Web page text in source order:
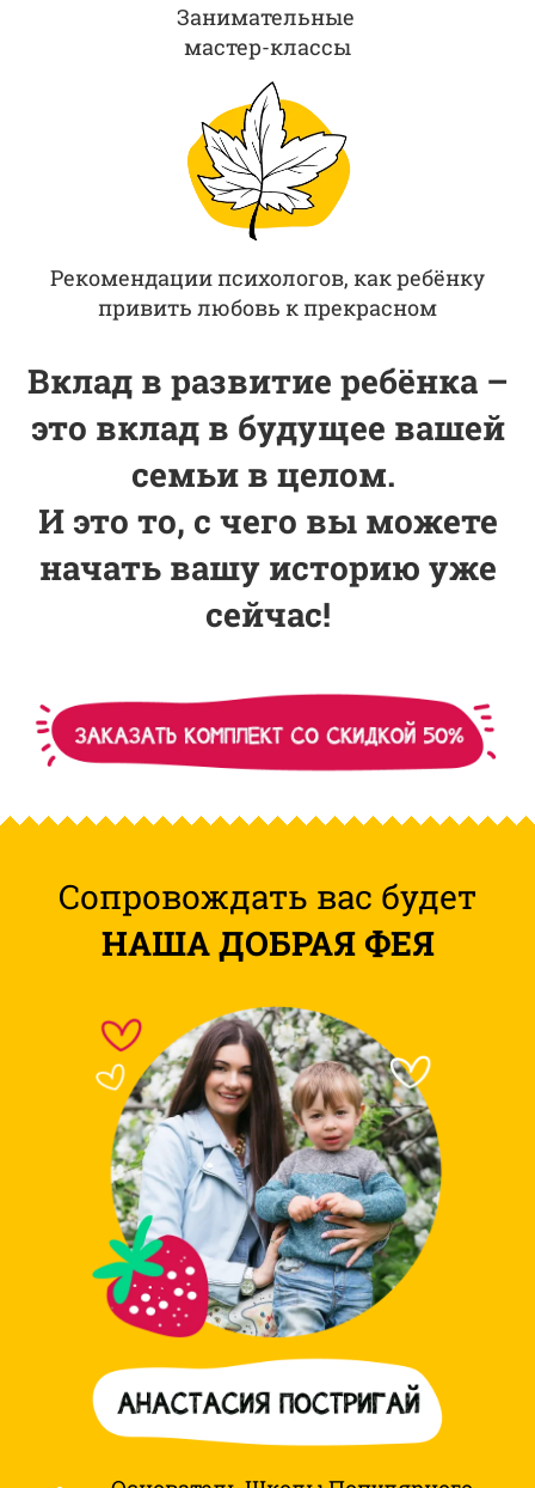
Занимательные
мастер-классы
Рекомендации психологов, как ребёнку
привить любовь к прекрасном
Вклад в развитие ребёнка –
это вклад в будущее вашей
семьи в целом.
И это то, с чего вы можете
начать вашу историю уже
сейчас!
Сопровождать вас будет
НАША ДОБРАЯ ФЕЯ